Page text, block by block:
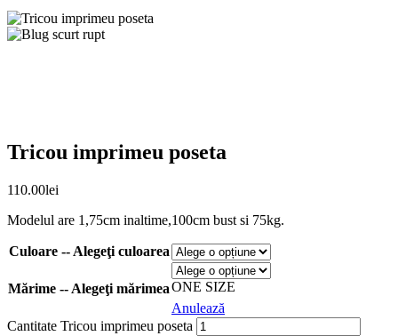
Tricou imprimeu poseta
110.00lei
Modelul are 1,75cm inaltime,100cm bust si 75kg.
Culoare -- Alegeţi culoarea
Mărime -- Alegeţi mărimeaONE SIZE
Anulează
Cantitate Tricou imprimeu poseta